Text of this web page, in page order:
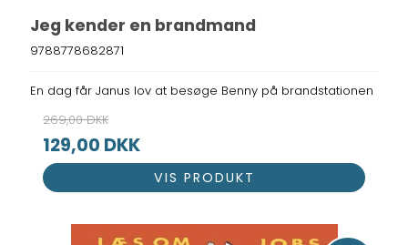
Jeg kender en brandmand
9788778682871
En dag får Janus lov at besøge Benny på brandstationen
269,00 DKK
129,00 DKK
VIS PRODUKT